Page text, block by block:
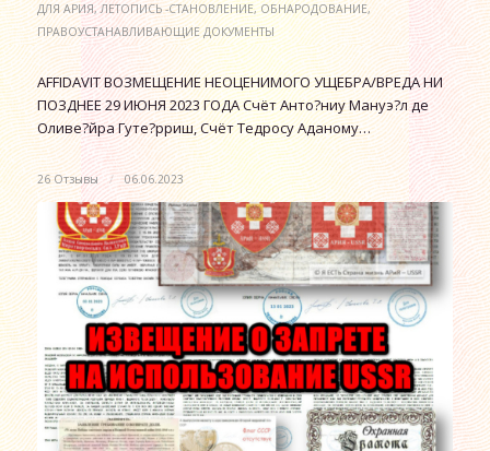
ДЛЯ АРИЯ,ЛЕТОПИСЬ -СТАНОВЛЕНИЕ,ОБНАРОДОВАНИЕ,
ПРАВОУСТАНАВЛИВАЮЩИЕ ДОКУМЕНТЫ
AFFIDAVIT ВОЗМЕЩЕНИЕ НЕОЦЕНИМОГО УЩЕБРА/ВРЕДА НИ
ПОЗДНЕЕ 29 ИЮНЯ 2023 ГОДА Счёт Анто?ниу Мануэ?л де
Оливе?йра Гуте?рриш, Счёт Тедросу Аданому…
26 Отзывы / 06.06.2023